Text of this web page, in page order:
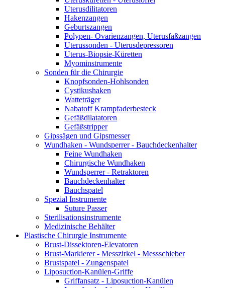
Uterusdilitatoren
Hakenzangen
Geburtszangen
Polypen- Ovarienzangen, Uterusfaßzangen
Uterussonden - Uterusdepressoren
Uterus-Biopsie-Küretten
Myominstrumente
Sonden für die Chirurgie
Knopfsonden-Hohlsonden
Cystikushaken
Watteträger
Nabatoff Krampfaderbesteck
Gefäßdilatatoren
Gefäßstripper
Gipssägen und Gipsmesser
Wundhaken - Wundsperrer - Bauchdeckenhalter
Feine Wundhaken
Chirurgische Wundhaken
Wundsperrer - Retraktoren
Bauchdeckenhalter
Bauchspatel
Spezial Instrumente
Suture Passer
Sterilisationsinstrumente
Medizinische Behälter
Plastische Chirurgie Instrumente
Brust-Dissektoren-Elevatoren
Brust-Markierer - Messzirkel - Messschieber
Brustspatel - Zungenspatel
Liposuction-Kanülen-Griffe
Griffansatz - Liposuction-Kanülen